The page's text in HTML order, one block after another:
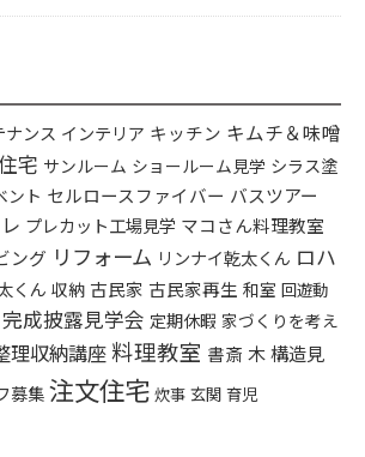
ンス インテリア キッチン キムチ＆味噌
宅 サンルーム ショールーム見学 シラス塗
ント セルロースファイバー バスツアー
プレカット工場見学 マコさん料理教室
ング リフォーム リンナイ乾太くん ロハ
くん 収納 古民家 古民家再生 和室 回遊動
完成披露見学会 定期休暇 家づくりを考え
理収納講座料理教室 書斎 木構造見
募集注文住宅 炊事 玄関 育児